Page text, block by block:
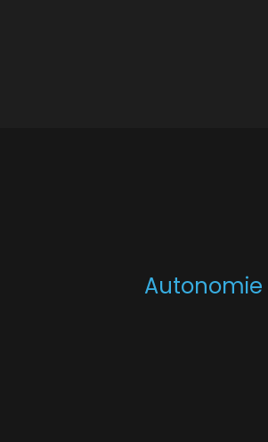
Autonomie